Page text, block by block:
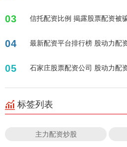
03 信托配资比例 揭露股票配资被
04 最新配资平台排行榜 股动力配
05 石家庄股票配资公司 股动力配
标签列表
主力配资炒股